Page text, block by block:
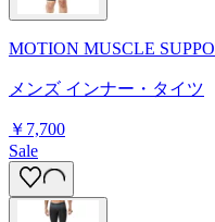
MOTION MUSCLE
メンズ インナー・タイツ
￥7,700
Sale